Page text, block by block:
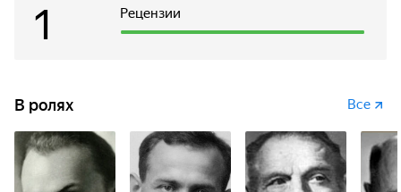
Рецензии
1
В ролях Все